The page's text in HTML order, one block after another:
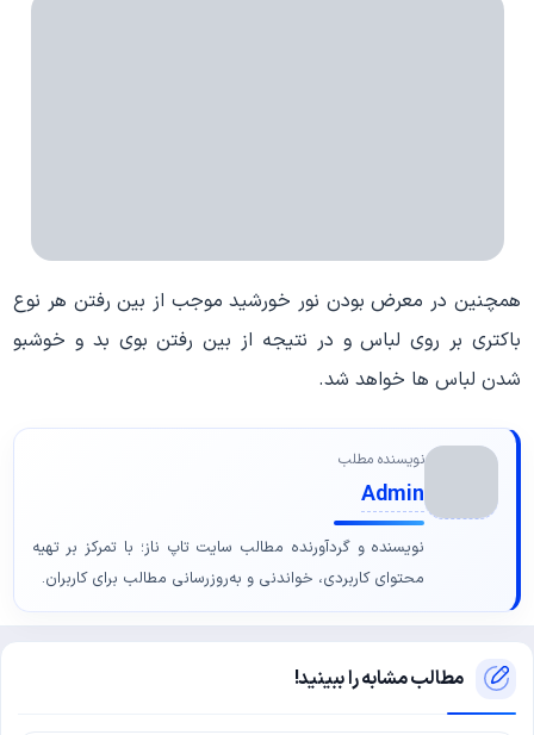
همچنین در معرض بودن نور خورشید موجب از بین رفتن هر نوع
باکتری بر روی لباس و در نتیجه از بین رفتن بوی بد و خوشبو
شدن لباس ها خواهد شد.
نویسنده مطلب
Admin
نویسنده و گردآورنده مطالب سایت تاپ ناز؛ با تمرکز بر تهیه
محتوای کاربردی، خواندنی و به‌روزرسانی مطالب برای کاربران.
مطالب مشابه را ببینید!